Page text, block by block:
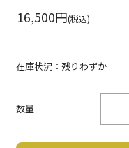
16,500円(税込)
在庫状況：残りわずか
数量